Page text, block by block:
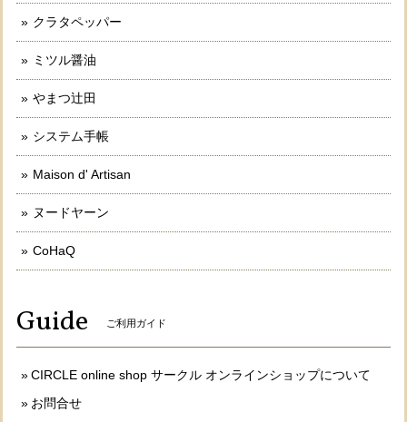
クラタペッパー
ミツル醤油
やまつ辻田
システム手帳
Maison d' Artisan
ヌードヤーン
CoHaQ
Guide ご利用ガイド
CIRCLE online shop サークル オンラインショップについて
お問合せ